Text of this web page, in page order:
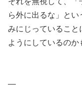
ら外に出るな」と
みにじっていること
ようにしているのか
—